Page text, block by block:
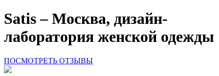
Satis – Москва, дизайн-
лаборатория женской одежды
ПОСМОТРЕТЬ ОТЗЫВЫ